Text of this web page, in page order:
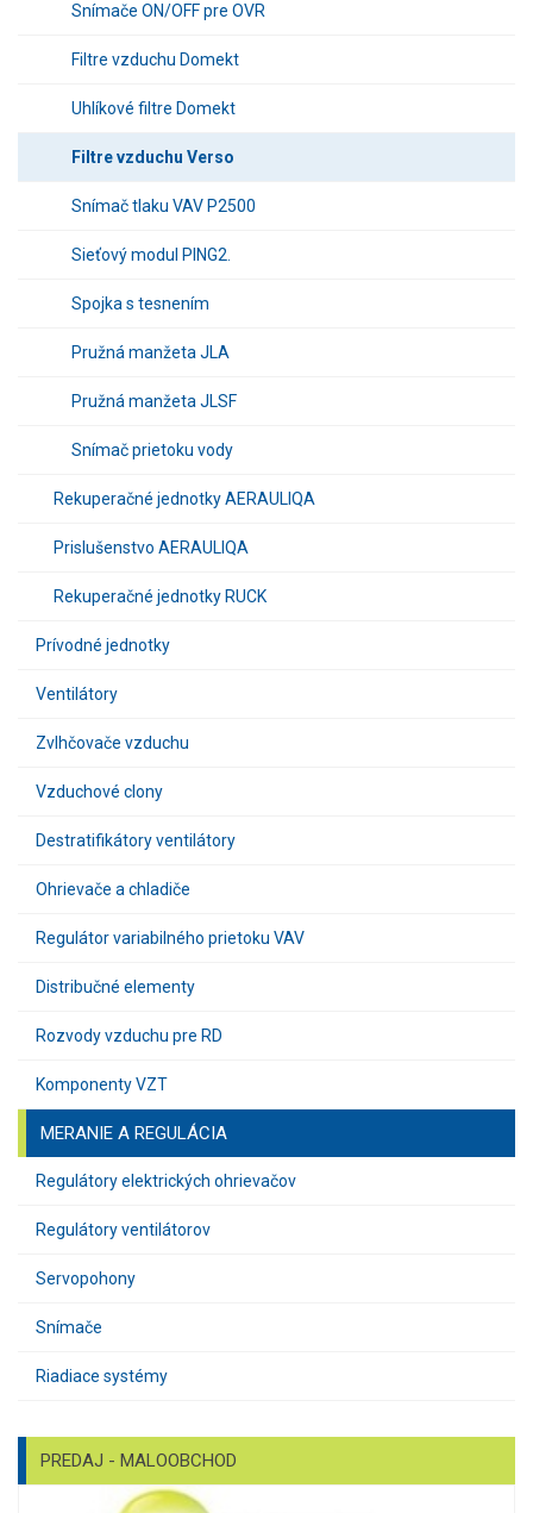
Snímače ON/OFF pre OVR
Filtre vzduchu Domekt
Uhlíkové filtre Domekt
Filtre vzduchu Verso
Snímač tlaku VAV P2500
Sieťový modul PING2.
Spojka s tesnením
Pružná manžeta JLA
Pružná manžeta JLSF
Snímač prietoku vody
Rekuperačné jednotky AERAULIQA
Prislušenstvo AERAULIQA
Rekuperačné jednotky RUCK
Prívodné jednotky
Ventilátory
Zvlhčovače vzduchu
Vzduchové clony
Destratifikátory ventilátory
Ohrievače a chladiče
Regulátor variabilného prietoku VAV
Distribučné elementy
Rozvody vzduchu pre RD
Komponenty VZT
MERANIE A REGULÁCIA
Regulátory elektrických ohrievačov
Regulátory ventilátorov
Servopohony
Snímače
Riadiace systémy
PREDAJ - MALOOBCHOD